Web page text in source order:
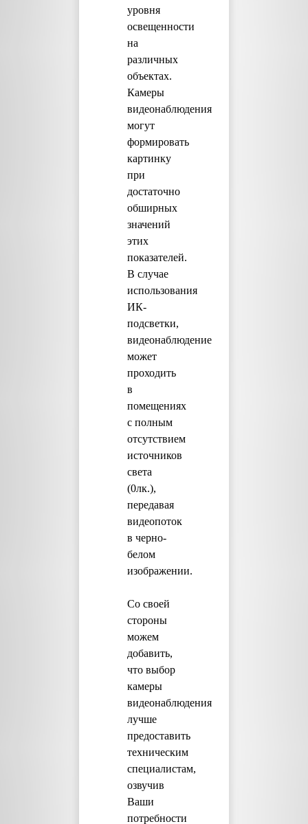
уровня
освещенности
на
различных
объектах.
Камеры
видеонаблюдения
могут
формировать
картинку
при
достаточно
обширных
значений
этих
показателей.
В случае
использования
ИК-
подсветки,
видеонаблюдение
может
проходить
в
помещениях
с полным
отсутствием
источников
света
(0лк.),
передавая
видеопоток
в черно-
белом
изображении.
Со своей
стороны
можем
добавить,
что выбор
камеры
видеонаблюдения
лучше
предоставить
техническим
специалистам,
озвучив
Ваши
потребности